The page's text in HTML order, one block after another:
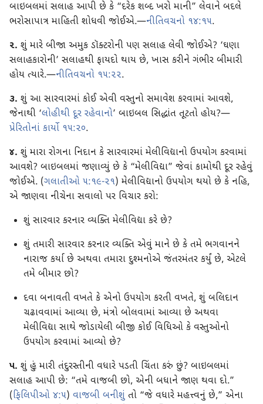
બાઇબલમાં સલાહ આપી છે કે “દરેક શબ્દ ખરો માની” લેવાને બદલે
ભરોસાપાત્ર માહિતી શોધવી જોઈએ.—નીતિવચનો ૧૪:૧૫.
૨. શું મારે બીજા અમુક ડૉક્ટરોની પણ સલાહ લેવી જોઈએ? ‘ઘણા
સલાહકારોની’ સલાહથી ફાયદો થાય છે, ખાસ કરીને ગંભીર બીમારી
હોય ત્યારે.—નીતિવચનો ૧૫:૨૨.
૩. શું આ સારવારમાં કોઈ એવી વસ્તુનો સમાવેશ કરવામાં આવશે,
જેનાથી ‘લોહીથી દૂર રહેવાનો’ બાઇબલ સિદ્ધાંત તૂટતો હોય?—
પ્રેરિતોનાં કાર્યો ૧૫:૨૦.
૪. શું મારા રોગના નિદાન કે સારવારમાં મેલીવિદ્યાનો ઉપયોગ કરવામાં
આવશે? બાઇબલમાં જણાવ્યું છે કે “મેલીવિદ્યા” જેવાં કામોથી દૂર રહેવું
જોઈએ. (ગલાતીઓ ૫:૧૯-૨૧) મેલીવિદ્યાનો ઉપયોગ થયો છે કે નહિ,
એ જાણવા નીચેના સવાલો પર વિચાર કરો:
શું સારવાર કરનાર વ્યક્તિ મેલીવિદ્યા કરે છે?
શું તમારી સારવાર કરનાર વ્યક્તિ એવું માને છે કે તમે ભગવાનને
નારાજ કર્યા છે અથવા તમારા દુશ્મનોએ જંતરમંતર કર્યું છે, એટલે
તમે બીમાર છો?
દવા બનાવતી વખતે કે એનો ઉપયોગ કરતી વખતે, શું બલિદાન
ચઢાવવામાં આવ્યા છે, મંત્રો બોલવામાં આવ્યા છે અથવા
મેલીવિદ્યા સાથે જોડાયેલી બીજી કોઈ વિધિઓ કે વસ્તુઓનો
ઉપયોગ કરવામાં આવ્યો છે?
૫. શું હું મારી તંદુરસ્તીની વધારે પડતી ચિંતા કરું છું? બાઇબલમાં
સલાહ આપી છે: “તમે વાજબી છો, એની બધાને જાણ થવા દો.”
(ફિલિપીઓ ૪:૫) વાજબી બનીશું તો “જે વધારે મહત્ત્વનું છે,” એના